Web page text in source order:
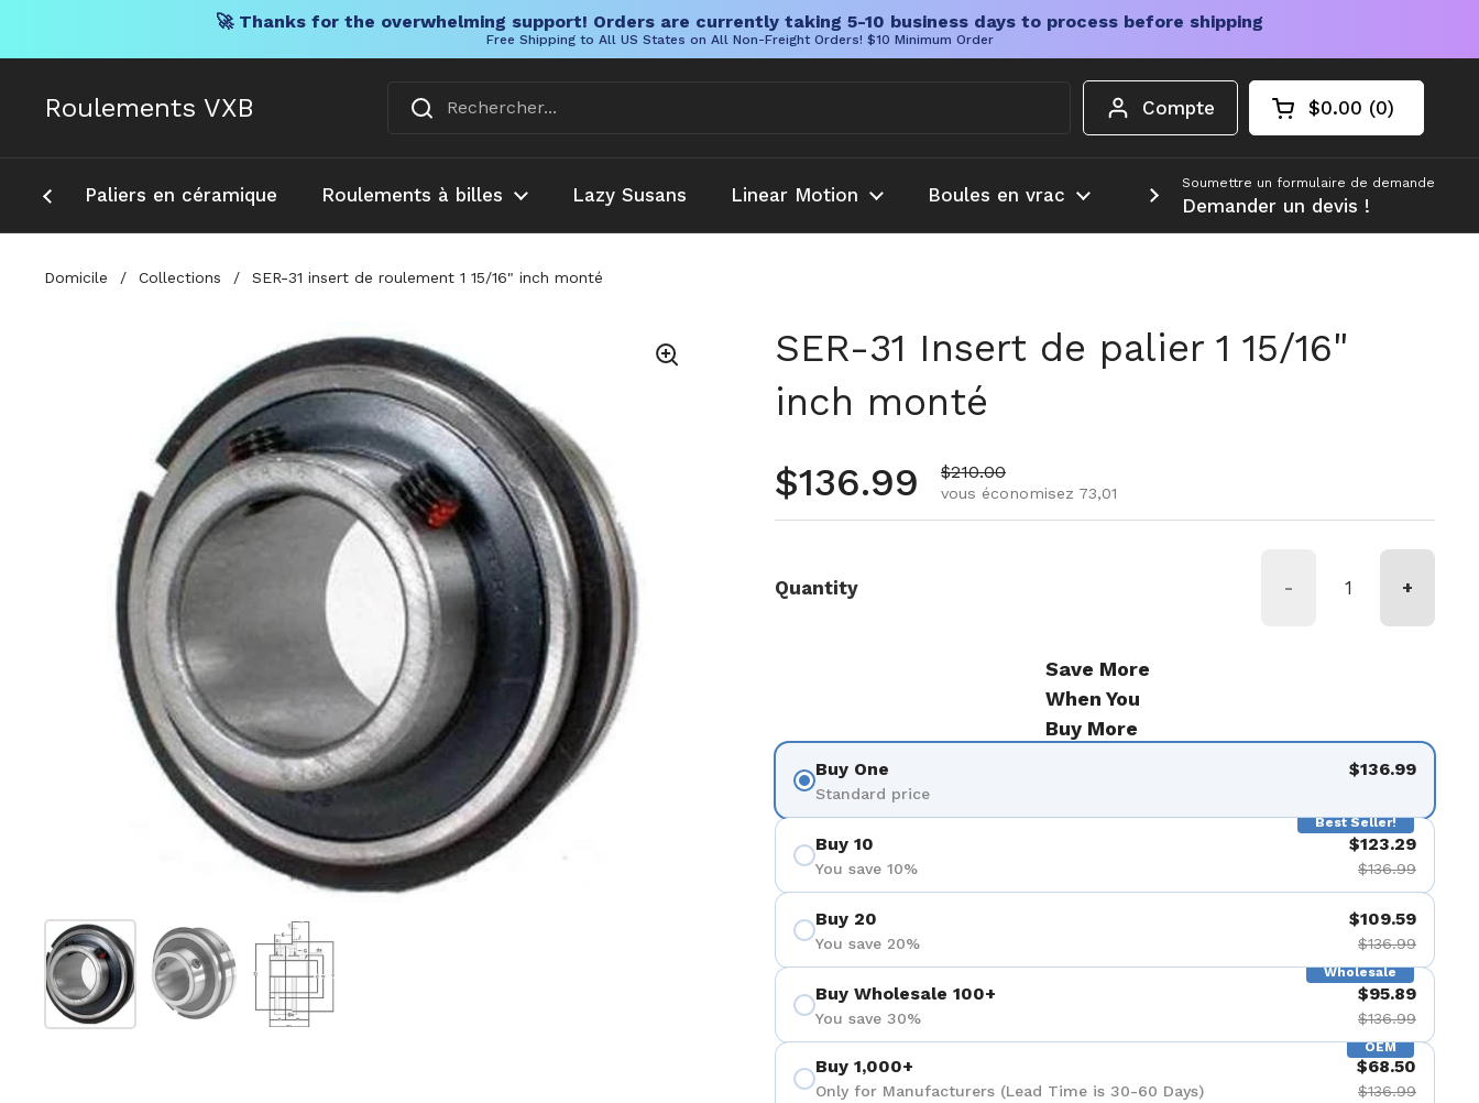
🚀 Thanks for the overwhelming support! Orders are currently taking 5-10 business days to process before shipping
Free Shipping to All US States on All Non-Freight Orders! $10 Minimum Order
Roulements VXB Compte Chariot ouvert
Total du panier :
$0.00 0
produits dans
Paliers en céramique Roulements à billes Lazy Susans Linear Motion Boules en vrac Plus d'informations
Soumettre un formulaire de demande
Demander un devis !
Domicile / Collections / SER-31 insert de roulement 1 15/16" inch monté
Afficher la diapositive 1Afficher la diapositive 2Afficher la diapositive 3
SER-31 Insert de palier 1 15/16"
inch monté
Prix régulier
$136.99 Prix de vente
$210.00
vous économisez 73,01
Quantity - +
Save More
When You
Buy More
Buy One
Standard price
$136.99
Best Seller!
Buy 10
You save 10%
$123.29
$136.99
Buy 20
You save 20%
$109.59
$136.99
Wholesale
Buy Wholesale 100+
You save 30%
$95.89
$136.99
OEM
Buy 1,000+
Only for Manufacturers (Lead Time is 30-60 Days)
$68.50
$136.99